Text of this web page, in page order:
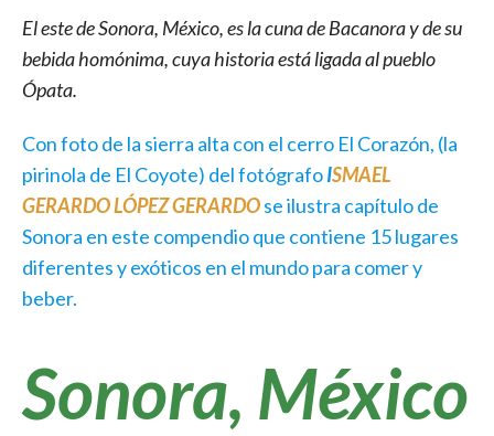
El este de Sonora, México, es la cuna de Bacanora y de su
bebida homónima, cuya historia está ligada al pueblo
Ópata.
Con foto de la sierra alta con el cerro El Corazón, (la
pirinola de El Coyote) del fotógrafoISMAEL
GERARDO LÓPEZ GERARDOse ilustra capítulo de
Sonora en este compendio que contiene 15 lugares
diferentes y exóticos en el mundo para comer y
beber.
Sonora, México